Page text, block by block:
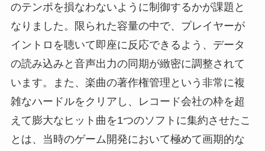
のテンポを損なわないように制御するかが課題と
なりました。限られた容量の中で、プレイヤーが
イントロを聴いて即座に反応できるよう、データ
の読み込みと音声出力の同期が緻密に調整されて
います。また、楽曲の著作権管理という非常に複
雑なハードルをクリアし、レコード会社の枠を超
えて膨大なヒット曲を1つのソフトに集約させたこ
とは、当時のゲーム開発において極めて画期的な